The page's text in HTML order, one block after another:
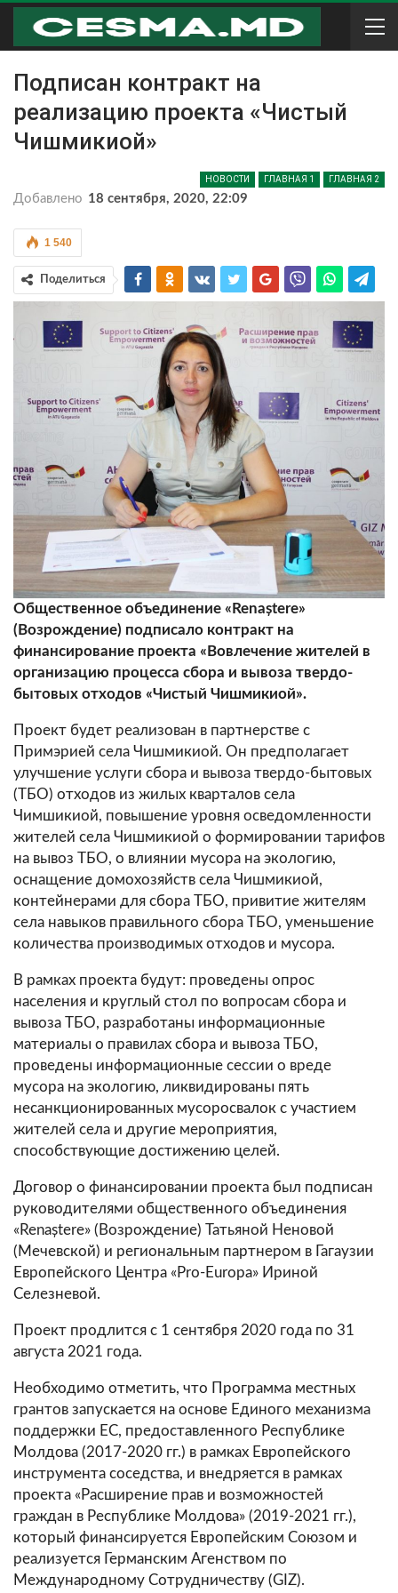
Подписан контракт на
реализацию проекта «Чистый
Чишмикиой»
НОВОСТИ ГЛАВНАЯ 1 ГЛАВНАЯ 2
Добавлено 18 сентября, 2020, 22:09
1 540
Поделиться
Общественное объединение « Renaștere»
( Возрождение) подписало контракт на
финансирование проекта «Вовлечение жителей в
организацию процесса сбора и вывоза твердо-
бытовых отходов «Чистый Чишмикиой».
Проект будет реализован в партнерстве с
Примэрией села Чишмикиой. Он предполагает
улучшение услуги сбора и вывоза твердо-бытовых
(ТБО) отходов из жилых кварталов села
Чимшикиой, повышение уровня осведомленности
жителей села Чишмикиой о формировании тарифов
на вывоз ТБО, о влиянии мусора на экологию,
оснащение домохозяйств села Чишмикиой,
контейнерами для сбора ТБО, привитие жителям
села навыков правильного сбора ТБО, уменьшение
количества производимых отходов и мусора.
В рамках проекта будут: проведены опрос
населения и круглый стол по вопросам сбора и
вывоза ТБО, разработаны информационные
материалы о правилах сбора и вывоза ТБО,
проведены информационные сессии о вреде
мусора на экологию, ликвидированы пять
несанкционированных мусоросвалок с участием
жителей села и другие мероприятия,
способствующие достижению целей.
Договор о финансировании проекта был подписан
руководителями общественного объединения
«Renaștere» (Возрождение) Татьяной Неновой
(Мечевской) и региональным партнером в Гагаузии
Европейского Центра «Pro-Europa» Ириной
Селезневой.
Проект продлится с 1 сентября 2020 года по 31
августа 2021 года.
Необходимо отметить, что Программа местных
грантов запускается на основе Единого механизма
поддержки ЕС, предоставленного Республике
Молдова (2017-2020 гг.) в рамках Европейского
инструмента соседства, и внедряется в рамках
проекта «Расширение прав и возможностей
граждан в Республике Молдова» (2019-2021 гг.),
который финансируется Европейским Союзом и
реализуется Германским Агенством по
Международному Сотрудничеству (GIZ).